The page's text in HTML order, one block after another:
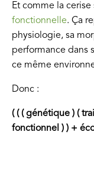
Et comme la
fonctionnelle. Ça
physiologie, sa
performance dans
ce même
Donc :
( ( ( génétique ) (
fonctionnel ) ) +